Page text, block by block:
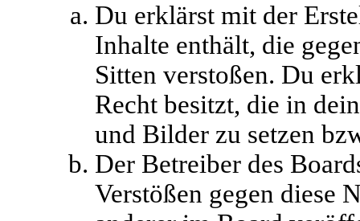
Du erklärst mit der
Inhalte enthält, die
Sitten verstoßen. Du
Recht besitzt, die in
und Bilder zu setzen
Der Betreiber des
Verstößen gegen diese